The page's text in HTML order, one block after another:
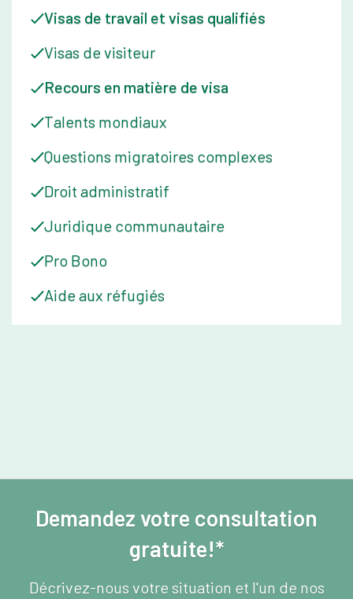
Visas de travail et visas qualifiés
Visas de visiteur
Recours en matière de visa
Talents mondiaux
Questions migratoires complexes
Droit administratif
Juridique communautaire
Pro Bono
Aide aux réfugiés
Demandez votre consultation
gratuite!*
Décrivez-nous votre situation et l'un de nos